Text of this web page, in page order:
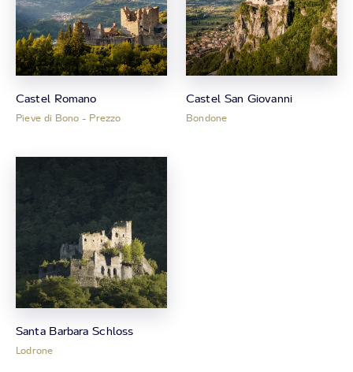
Castel Romano
Pieve di Bono - Prezzo
Castel San Giovanni
Bondone
Santa Barbara Schloss
Lodrone